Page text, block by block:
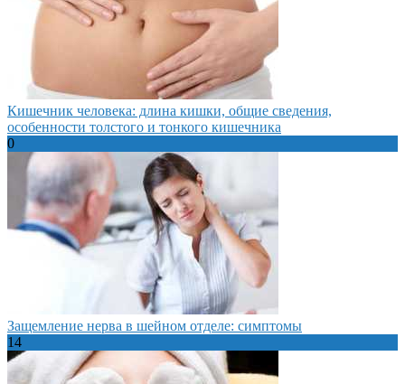
Кишечник человека: длина кишки, общие сведения,
особенности толстого и тонкого кишечника
0
Защемление нерва в шейном отделе: симптомы
14